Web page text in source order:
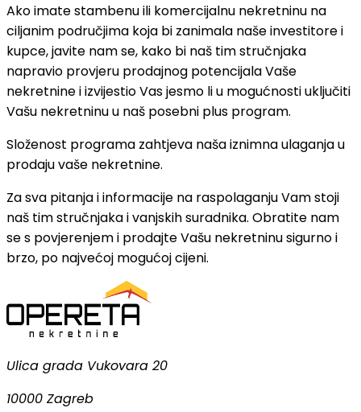
Ako imate stambenu ili komercijalnu nekretninu na
ciljanim područjima koja bi zanimala naše investitore i
kupce, javite nam se, kako bi naš tim stručnjaka
napravio provjeru prodajnog potencijala Vaše
nekretnine i izvijestio Vas jesmo li u mogućnosti uključiti
Vašu nekretninu u naš posebni plus program.
Složenost programa zahtjeva naša iznimna ulaganja u
prodaju vaše nekretnine.
Za sva pitanja i informacije na raspolaganju Vam stoji
naš tim stručnjaka i vanjskih suradnika. Obratite nam
se s povjerenjem i prodajte Vašu nekretninu sigurno i
brzo, po najvećoj mogućoj cijeni.
Ulica grada Vukovara 20
10000 Zagreb